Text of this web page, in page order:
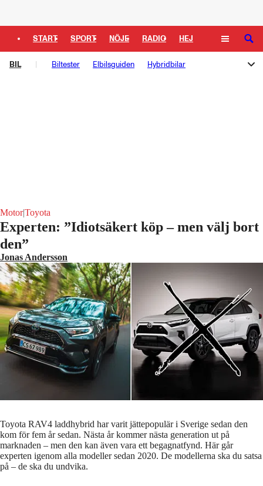
START SPORT NÖJE RADIO HEJ
TIPSA TV KULTUR LEDARE
SÖK
BIL Biltester Elbilsguiden Hybridbilar
Motor|Toyota
Experten: ”Idiotsäkert köp – men välj bort
den”
Jonas Andersson
Toyota RAV4 laddhybrid har varit jättepopulär i Sverige sedan den
kom för fem år sedan. Nästa år kommer nästa generation ut på
marknaden – men den kan även vara ett begagnatfynd. Här går
experten igenom alla modeller sedan 2020. De modellerna ska du satsa
på – de ska du undvika.